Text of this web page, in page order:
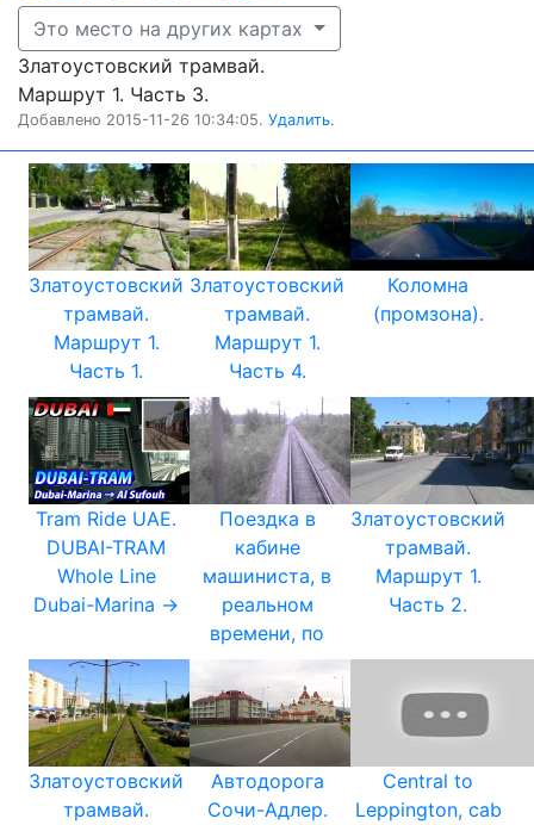
Это место на других картах
Златоустовский трамвай.
Маршрут 1. Часть 3.
Добавлено 2015-11-26 10:34:05. Удалить.
Златоустовский
трамвай.
Маршрут 1.
Часть 1.
Златоустовский
трамвай.
Маршрут 1.
Часть 4.
Коломна
(промзона).
Tram Ride UAE.
DUBAI-TRAM
Whole Line
Dubai-Marina →
Поездка в
кабине
машиниста, в
реальном
времени, по
Златоустовский
трамвай.
Маршрут 1.
Часть 2.
Златоустовский
трамвай.
Автодорога
Сочи-Адлер.
Central to
Leppington, cab